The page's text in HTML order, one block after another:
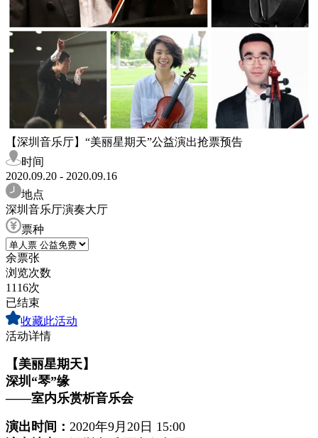
【深圳音乐厅】“美丽星期天”公益演出抢票预告
时间
2020.09.20 - 2020.09.16
地点
深圳音乐厅演奏大厅
票种
余票张
浏览次数
1116次
已结束
收藏此活动
活动详情
【美丽星期天】
深圳“琴”缘
——室内乐赏析音乐会
演出时间： 2020年9月20日 15:00